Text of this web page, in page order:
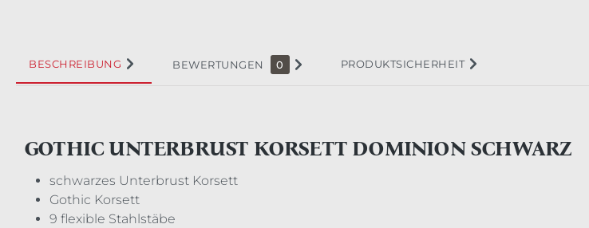
BESCHREIBUNG BEWERTUNGEN 0 PRODUKTSICHERHEIT
GOTHIC UNTERBRUST KORSETT DOMINION SCHWARZ
schwarzes Unterbrust Korsett
Gothic Korsett
9 flexible Stahlstäbe